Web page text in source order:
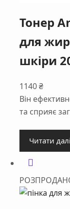
Тонер
для
шкіри
1140₴
Він
та сприяє
Читати далі